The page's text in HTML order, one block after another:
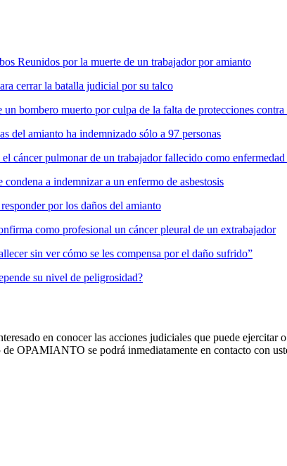
Reunidos por la muerte de un trabajador por amianto
cerrar la batalla judicial por su talco
bombero muerto por culpa de la falta de protecciones contra
del amianto ha indemnizado sólo a 97 personas
cáncer pulmonar de un trabajador fallecido como
a indemnizar a un enfermo de asbestosis
por los daños del amianto
como profesional un cáncer pleural de un extrabajador
sin ver cómo se les compensa por el daño sufrido”
su nivel de peligrosidad?
en conocer las acciones judiciales que puede
OPAMIANTO se podrá inmediatamente en contacto con